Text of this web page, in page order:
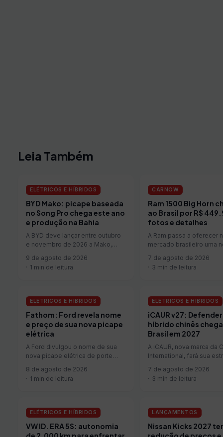
Leia Também
ELÉTRICOS E HÍBRIDOS
BYD Mako: picape baseada
no Song Pro chega este ano
e produção na Bahia
A BYD deve lançar entre outubro
e novembro de 2026 a Mako,
disputará mercado com Fiat Toro,
Ram Rampage e VW Tukan. O
Camaçari (BA). A preparação para
fabri...
9 de agosto de 2026
1 min de leitura
CARNOW
Ram 1500 Big Horn
ao Brasil por R$
fotos e detalhes
A Ram passa a oferecer
mercado brasileiro uma
Batizada de Big Horn, a
chega às
configurações Laramie e
Night Edition. Co...
7 de agosto de 2026
3 min de leitura
ELÉTRICOS E HÍBRIDOS
Fathom: Ford revela nome
e preço de sua nova picape
elétrica
A Ford divulgou o nome de sua
nova picape elétrica de porte
primeiro veículo construído sobre
a nova Universal EV Platform e
tenha sido apresentado integra...
8 de agosto de 2026
1 min de leitura
ELÉTRICOS E HÍBRIDOS
iCAUR v27: Defender
híbrido chinês
Brasil em 2027
A iCAUR, nova marca da
International, fará sua
de Interlagos, entre 27 e
agosto, em São Paulo. A empresa
quadrado e com
de personal...
7 de agosto de 2026
3 min de leitura
ELÉTRICOS E HÍBRIDOS
VW ID. ERA 5S: autonomia
LANÇAMENTOS
Nissan Kicks 2027